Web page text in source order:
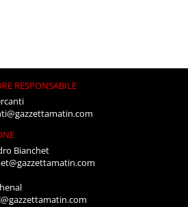
RESPONSABILE
Bianchet